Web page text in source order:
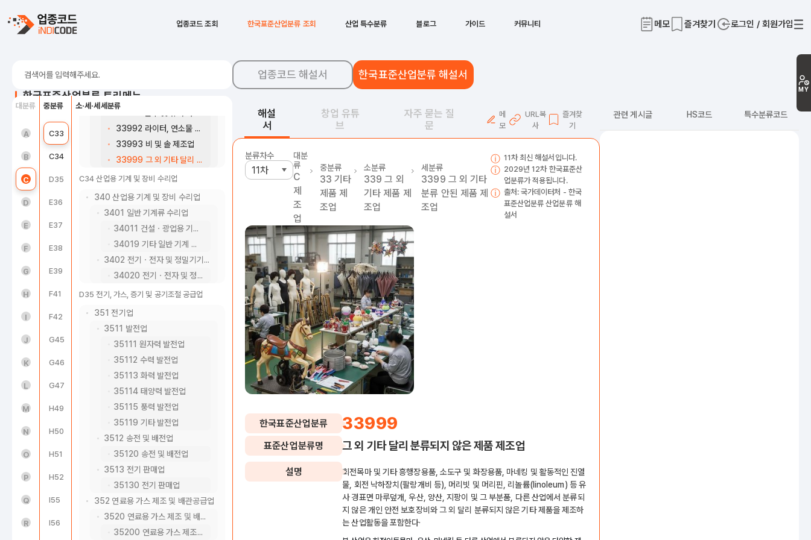
업종코드 조회 한국표준산업분류 조회 산업 특수분류 블로그 가이드 커뮤니티 메모 즐겨찾기 로그인 / 회원가입
MY
한국표준산업분류 트리메뉴
대분류
A 농업, 임업 및 어업(01~03)
B 광업(05~08)
C 제조업(10~34)
D 전기, 가스, 증기 및 공기조절 공급업(35)
E 수도, 하수 및 폐기물 처리, 원료 재생업(36 ~ 39)
F 건설업(41~42)
G 도매 및 소매업(45~47)
H 운수 및 창고업(49~52)
I 숙박 및 음식점업(55~56)
J 정보통신업(58~63)
K 금융 및 보험업(64~66)
L 부동산업(68)
M 전문, 과학 및 기술 서비스업(70~73)
N 사업시설 관리, 사업 지원 및 임대 서비스업(74~76)
O 공공행정, 국방 및 사회보장 행정(84)
P 교육 서비스업(85)
Q 보건업 및 사회복지 서비스업(86~87)
R 예술, 스포츠 및 여가관련 서비스업(90~91)
중분류
C28 전기장비 제조업
C32 가구 제조업
C33 기타 제품 제조업
C34 산업용 기계 및 장비 수리업
D35 전기, 가스, 증기 및 공기조절 공급업
E36
E37 하수, 폐수 및 분뇨 처리업
E38 폐기물 수집, 운반, 처리 및 원료 재생업
E39 환경 정화 및 복원업
F41 종합 건설업
F42 전문직별 공사업
G45 자동차 및 부품 판매업
G46 도매 및 상품 중개업
G47
H49 육상운송 및 파이프라인 운송업
H50
H51
H52 창고 및 운송관련 서비스업
I55 숙박업
I56 음식점 및 주점업
소·세·세세분류
33920 사무 및 회화용품 제조업
33992 라이터, 연소물 및 흡연용품 제조업
33993 비 및 솔 제조업
33999 그 외 기타 달리 분류되지 않은 제품 제조업
C34 산업용 기계 및 장비 수리업
340 산업용 기계 및 장비 수리업
3401 일반 기계류 수리업
34011 건설ㆍ광업용 기계 및 장비 수리업
34019 기타 일반 기계 및 장비 수리업
3402 전기ㆍ전자 및 정밀기기 수리업
34020 전기ㆍ전자 및 정밀기기 수리업
D35 전기, 가스, 증기 및 공기조절 공급업
351 전기업
3511 발전업
35111 원자력 발전업
35112 수력 발전업
35113 화력 발전업
35114 태양력 발전업
35115 풍력 발전업
35119 기타 발전업
3512 송전 및 배전업
35120 송전 및 배전업
3513 전기 판매업
35130 전기 판매업
352 연료용 가스 제조 및 배관공급업
3520 연료용 가스 제조 및 배관공급업
35200 연료용 가스 제조 및 배관공급업
업종코드 해설서 한국표준산업분류 해설서
해설
서
창업 유튜
브
자주 묻는 질
문
메
모
URL복
사
즐겨찾
기
분류차수
대분
류
C
제
조
업
중분류
33 기타
제품 제
조업
소분류
339 그 외
기타 제품 제
조업
세분류
3399 그 외 기타
분류 안된 제품 제
조업
11차 최신 해설서입니다.
2029년 12차 한국표준산
업분류가 적용됩니다.
출처: 국가데이터처 - 한국
표준산업분류 산업분류 해
설서
한국표준산업분류 33999
표준산업분류명 그 외 기타 달리 분류되지 않은 제품 제조업
설명
회전목마 및 기타 흥행장용품, 소도구 및 화장용품, 마네킹 및 활동적인 진열
물, 회전 낙하장치(팔랑개비 등), 머리빗 및 머리핀, 리놀륨(linoleum) 등 유
사 경표면 마루덮개, 우산, 양산, 지팡이 및 그 부분품, 다른 산업에서 분류되
지 않은 개인 안전 보호장비와 그 외 달리 분류되지 않은 기타 제품을 제조하
는 산업활동을 포함한다·
관련 게시글 HS코드 특수분류코드